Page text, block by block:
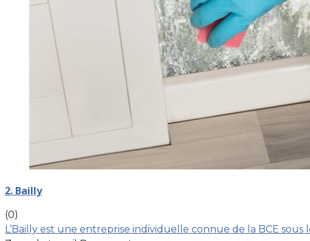
2. Bailly
(0)
L’Bailly est une entreprise individuelle connue de la BCE